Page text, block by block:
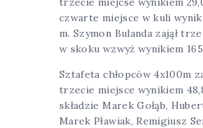
czwarte miejsce w kuli
m. Szymon Bulanda zajął
w skoku wzwyż wynikiem
Sztafeta chłopców 4x100m
trzecie miejsce wynikiem
składzie Marek Gołąb,
Marek Pławiak, Remigiusz